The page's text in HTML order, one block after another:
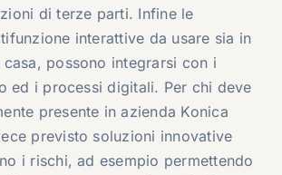
di terze parti. Infine le
interattive da usare sia in
possono integrarsi con i
ed i processi digitali. Per chi deve
presente in azienda Konica
previsto soluzioni innovative
i rischi, ad esempio permettendo